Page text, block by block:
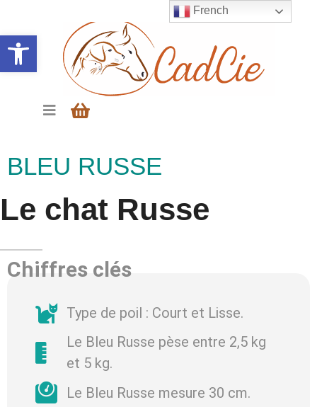
Ouvrir la barre d’outils
BLEU RUSSE
Le chat Russe
Chiffres clés
Type de poil : Court et Lisse.
Le Bleu Russe pèse entre 2,5 kg
et 5 kg.
Le Bleu Russe mesure 30 cm.
French